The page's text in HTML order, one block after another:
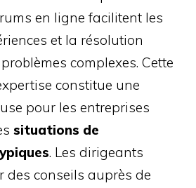
en ligne facilitent les
et la résolution
complexes. Cette
constitue une
pour les entreprises
situations de
. Les dirigeants
des conseils auprès de